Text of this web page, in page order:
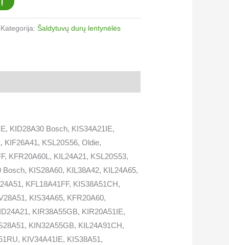
Kategorija: Šaldytuvų durų lentynėlės
KID28A30 Bosch, KIS34A21IE,
KIF26A41, KSL20S56, Oldie,
KFR20A60L, KIL24A21, KSL20S53,
KIS28A60, KIL38A42, KIL24A65,
KFL18A41FF, KIS38A51CH,
KIS34A65, KFR20A60,
KIR38A55GB, KIR20A51IE,
KIN32A55GB, KIL24A91CH,
KIV34A41IE, KIS38A51,